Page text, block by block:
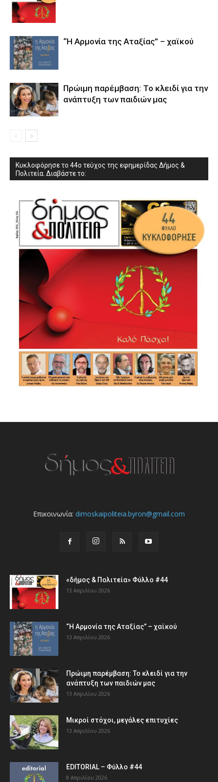
“Η Αρμονία της Αταξίας” – χαϊκού
Πρώιμη παρέμβαση: Το κλειδί για την
ανάπτυξη των παιδιών µας
Κυκλοφόρησε το 44ο τεύχος της εφημερίδας Δήμος &
Πολιτεία. Διαβάστε το:
Επικοινωνία: dimoskaipoliteia.byron@gmail.com
«δήμος & Πολιτεία» Φύλλο #44
13 Απριλίου 2026
“Η Αρμονία της Αταξίας” – χαϊκού
13 Απριλίου 2026
Πρώιμη παρέμβαση: Το κλειδί για την
ανάπτυξη των παιδιών µας
13 Απριλίου 2026
Μικροί στόχοι, μεγάλες επιτυχίες
13 Απριλίου 2026
EDITORIAL – Φύλλο #44
8 Απριλίου 2026